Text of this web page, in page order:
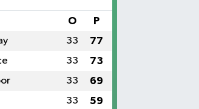
O P
33 77
33 73
33 69
33 59